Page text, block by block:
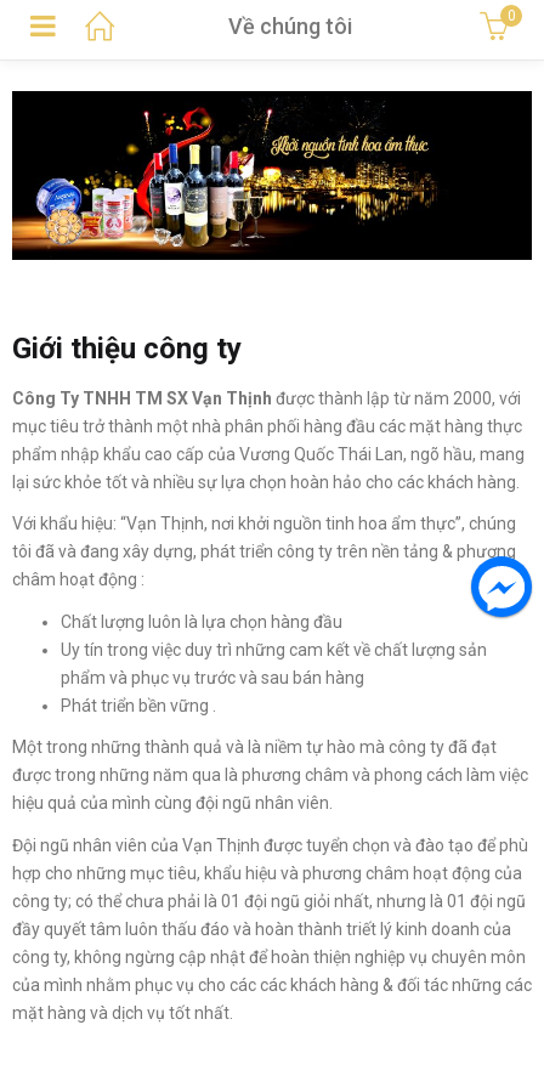
Về chúng tôi 0
Giới thiệu công ty
Công Ty TNHH TM SX Vạn Thịnh được thành lập từ năm 2000, với
mục tiêu trở thành một nhà phân phối hàng đầu các mặt hàng thực
phẩm nhập khẩu cao cấp của Vương Quốc Thái Lan, ngõ hầu, mang
lại sức khỏe tốt và nhiều sự lựa chọn hoàn hảo cho các khách hàng.
Với khẩu hiệu: “Vạn Thịnh, nơi khởi nguồn tinh hoa ẩm thực”, chúng
tôi đã và đang xây dựng, phát triển công ty trên nền tảng & phương
châm hoạt động :
Chất lượng luôn là lựa chọn hàng đầu
Uy tín trong việc duy trì những cam kết về chất lượng sản
phẩm và phục vụ trước và sau bán hàng
Phát triển bền vững .
Một trong những thành quả và là niềm tự hào mà công ty đã đạt
được trong những năm qua là phương châm và phong cách làm việc
hiệu quả của mình cùng đội ngũ nhân viên.
Đội ngũ nhân viên của Vạn Thịnh được tuyển chọn và đào tạo để phù
hợp cho những mục tiêu, khẩu hiệu và phương châm hoạt động của
công ty; có thể chưa phải là 01 đội ngũ giỏi nhất, nhưng là 01 đội ngũ
đầy quyết tâm luôn thấu đáo và hoàn thành triết lý kinh doanh của
công ty, không ngừng cập nhật để hoàn thiện nghiệp vụ chuyên môn
của mình nhằm phục vụ cho các các khách hàng & đối tác những các
mặt hàng và dịch vụ tốt nhất.